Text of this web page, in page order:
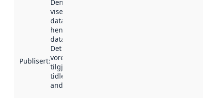
Publisert:
Denne datoen
viser når
datasettet vart
henta inn av
data.norge.no.
Det kan ha
vore
tilgjengeleg
tidlegare
andre stader.